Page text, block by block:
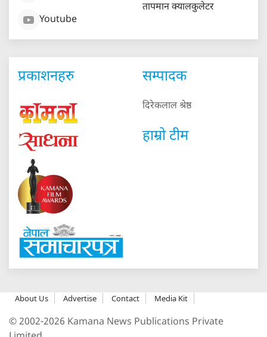
Youtube
तापमान क्यालकुलेटर
प्रकाशनहरु सम्पादक
दिरेकलाल श्रेष्ठ
हाम्रो टीम
About Us Advertise Contact Media Kit
© 2002-2026 Kamana News Publications Private